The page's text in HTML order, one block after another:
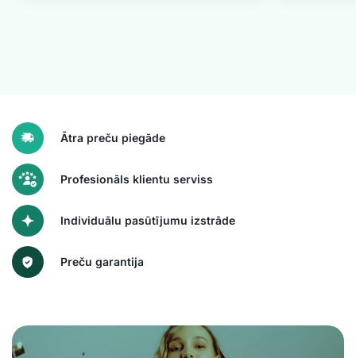
Ātra preču piegāde
Profesionāls klientu serviss
Individuālu pasūtījumu izstrāde
Preču garantija